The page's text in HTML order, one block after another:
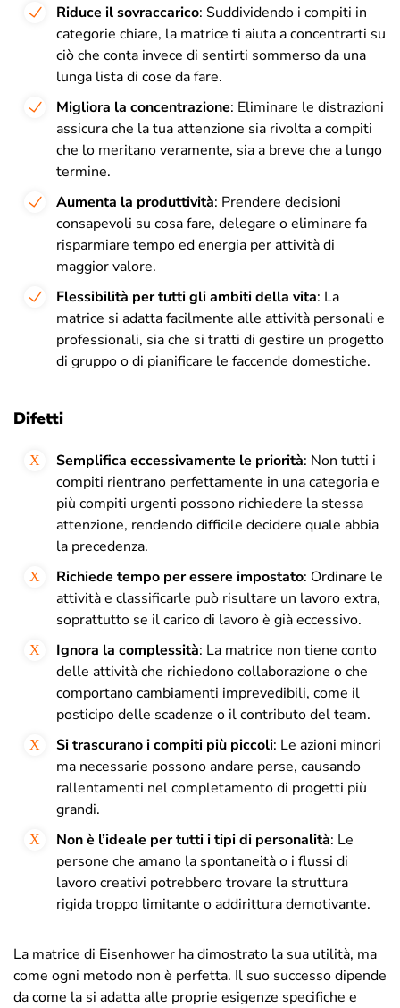
Riduce il sovraccarico: Suddividendo i compiti in
categorie chiare, la matrice ti aiuta a concentrarti su
ciò che conta invece di sentirti sommerso da una
lunga lista di cose da fare.
Migliora la concentrazione: Eliminare le distrazioni
assicura che la tua attenzione sia rivolta a compiti
che lo meritano veramente, sia a breve che a lungo
termine.
Aumenta la produttività: Prendere decisioni
consapevoli su cosa fare, delegare o eliminare fa
risparmiare tempo ed energia per attività di
maggior valore.
Flessibilità per tutti gli ambiti della vita: La
matrice si adatta facilmente alle attività personali e
professionali, sia che si tratti di gestire un progetto
di gruppo o di pianificare le faccende domestiche.
Difetti
Semplifica eccessivamente le priorità: Non tutti i
compiti rientrano perfettamente in una categoria e
più compiti urgenti possono richiedere la stessa
attenzione, rendendo difficile decidere quale abbia
la precedenza.
Richiede tempo per essere impostato: Ordinare le
attività e classificarle può risultare un lavoro extra,
soprattutto se il carico di lavoro è già eccessivo.
Ignora la complessità: La matrice non tiene conto
delle attività che richiedono collaborazione o che
comportano cambiamenti imprevedibili, come il
posticipo delle scadenze o il contributo del team.
Si trascurano i compiti più piccoli: Le azioni minori
ma necessarie possono andare perse, causando
rallentamenti nel completamento di progetti più
grandi.
Non è l’ideale per tutti i tipi di personalità: Le
persone che amano la spontaneità o i flussi di
lavoro creativi potrebbero trovare la struttura
rigida troppo limitante o addirittura demotivante.
La matrice di Eisenhower ha dimostrato la sua utilità, ma
come ogni metodo non è perfetta. Il suo successo dipende
da come la si adatta alle proprie esigenze specifiche e